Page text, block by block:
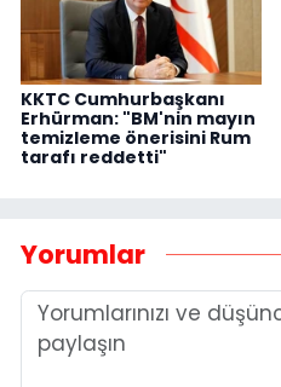
KKTC Cumhurbaşkanı
Erhürman: "BM'nin mayın
temizleme önerisini Rum
tarafı reddetti"
Yorumlar